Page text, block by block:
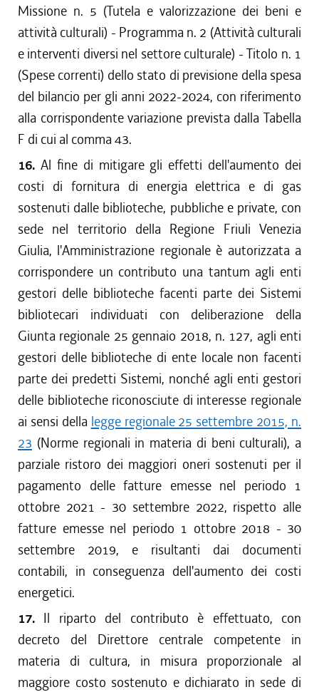
Missione n. 5 (Tutela e valorizzazione dei beni e
attività culturali) - Programma n. 2 (Attività culturali
e interventi diversi nel settore culturale) - Titolo n. 1
(Spese correnti) dello stato di previsione della spesa
del bilancio per gli anni 2022-2024, con riferimento
alla corrispondente variazione prevista dalla Tabella
F di cui al comma 43.
16. Al fine di mitigare gli effetti dell'aumento dei
costi di fornitura di energia elettrica e di gas
sostenuti dalle biblioteche, pubbliche e private, con
sede nel territorio della Regione Friuli Venezia
Giulia, l'Amministrazione regionale è autorizzata a
corrispondere un contributo una tantum agli enti
gestori delle biblioteche facenti parte dei Sistemi
bibliotecari individuati con deliberazione della
Giunta regionale 25 gennaio 2018, n. 127, agli enti
gestori delle biblioteche di ente locale non facenti
parte dei predetti Sistemi, nonché agli enti gestori
delle biblioteche riconosciute di interesse regionale
ai sensi della legge regionale 25 settembre 2015, n.
23 (Norme regionali in materia di beni culturali), a
parziale ristoro dei maggiori oneri sostenuti per il
pagamento delle fatture emesse nel periodo 1
ottobre 2021 - 30 settembre 2022, rispetto alle
fatture emesse nel periodo 1 ottobre 2018 - 30
settembre 2019, e risultanti dai documenti
contabili, in conseguenza dell'aumento dei costi
energetici.
17. Il riparto del contributo è effettuato, con
decreto del Direttore centrale competente in
materia di cultura, in misura proporzionale al
maggiore costo sostenuto e dichiarato in sede di